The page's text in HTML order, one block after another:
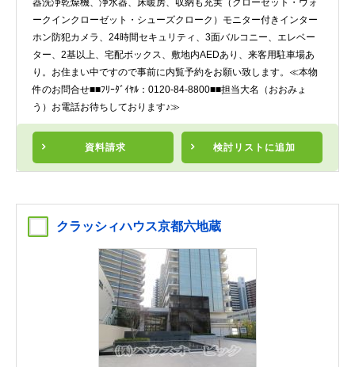
資料請求 検討リスト に追加
器洗浄乾燥機、浄水器、床暖房、収納も充実（クローゼット・ウォ
ークインクローゼット・シューズクローク）モニター付きインター
ホン防犯カメラ、24時間セキュリティ、3面バルコニー、エレベー
ター、2基以上、宅配ボックス、敷地内AEDあり、来客用駐車場あ
り。お住まい中ですので事前に内覧予約をお願い致します。≪本物
件のお問合せ■■ﾌﾘｰﾀﾞｲﾔﾙ：0120-84-8800■■担当大名（おおみょ
う）お電話お待ちしております♪≫
クラッシィハウス京都六地蔵